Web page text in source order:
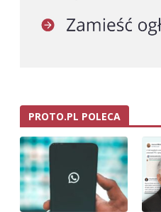
PROTO.PL POLECA